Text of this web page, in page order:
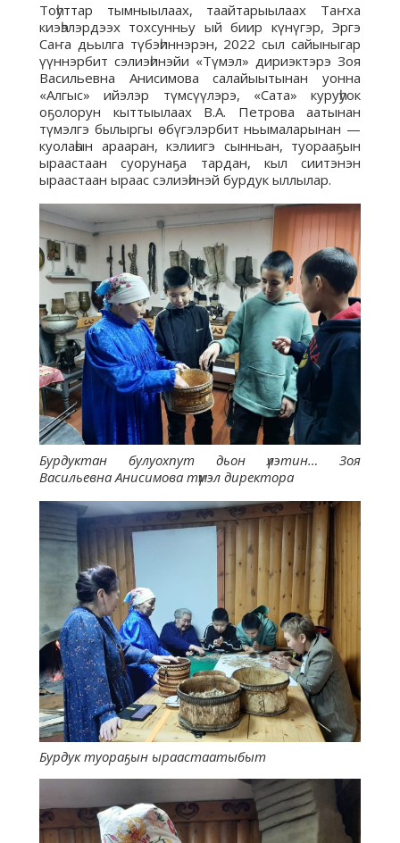
Тоһуттар тымныылаах, таайтарыылаах Таҥха
киэһэлэрдээх тохсунньу ый биир күнүгэр, Эргэ
Саҥа дьылга түбэһиннэрэн, 2022 сыл сайыныгар
үүннэрбит сэлиэһинэйи «Түмэл» дириэктэрэ Зоя
Васильевна Анисимова салайыытынан уонна
«Алгыс» ийэлэр түмсүүлэрэ, «Сата» куруһуок
оҕолорун кыттыылаах В.А. Петрова аатынан
түмэлгэ былыргы өбүгэлэрбит ньымаларынан —
куолаһын арааран, кэлиигэ сынньан, туорааҕын
ыраастаан суорунаҕа тардан, кыл сиитэнэн
ыраастаан ыраас сэлиэһинэй бурдук ыллылар.
Бурдуктан булуохпут дьон үлэтин… Зоя
Васильевна Анисимова түмэл директора
Бурдук туораҕын ыраастаатыбыт